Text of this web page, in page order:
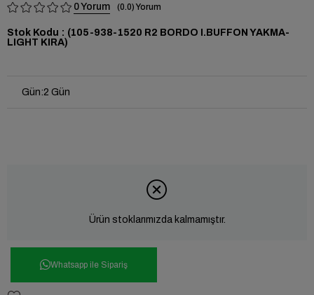
0 0.0
Stok Kodu
(105-938-1520 R2 BORDO I.BUFFON YAKMA-
LIGHT KIRA)
Gün:2 Gün
Ürün stoklarımızda kalmamıştır.
Whatsapp ile Sipariş